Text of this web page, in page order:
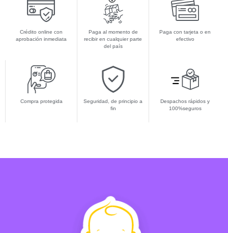
Crédito online con
aprobación inmediata
Paga al momento de
recibir en cualquier parte
del país
Paga con tarjeta o en
efectivo
Compra protegida
Seguridad, de principio a
fin
Despachos rápidos y
100%seguros